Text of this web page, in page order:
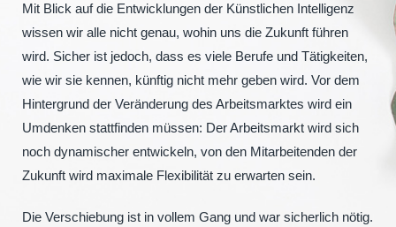
Mit Blick auf die Entwicklungen der Künstlichen Intelligenz
wissen wir alle nicht genau, wohin uns die Zukunft führen
wird. Sicher ist jedoch, dass es viele Berufe und Tätigkeiten,
wie wir sie kennen, künftig nicht mehr geben wird. Vor dem
Hintergrund der Veränderung des Arbeitsmarktes wird ein
Umdenken stattfinden müssen: Der Arbeitsmarkt wird sich
noch dynamischer entwickeln, von den Mitarbeitenden der
Zukunft wird maximale Flexibilität zu erwarten sein.
Die Verschiebung ist in vollem Gang und war sicherlich nötig.